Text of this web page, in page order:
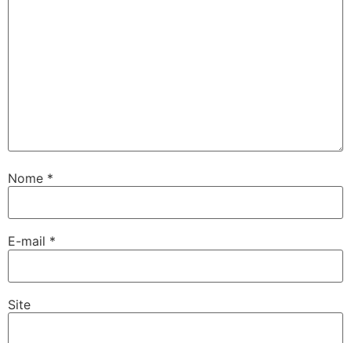
Nome *
E-mail *
Site